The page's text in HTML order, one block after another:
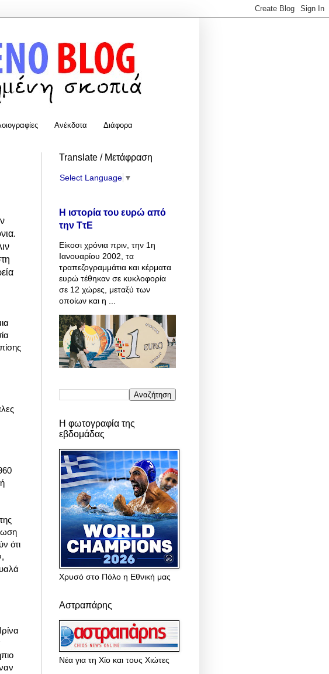
Ανέκδοτα Διάφορα
ότι
Translate / Μετάφραση
Select Language ▼
Η ιστορία του ευρώ από
την ΤτΕ
Είκοσι χρόνια πριν, την 1η
Ιανουαρίου 2002, τα
τραπεζογραμμάτια και κέρματα
ευρώ τέθηκαν σε κυκλοφορία
σε 12 χώρες, μεταξύ των
οποίων και η ...
Η φωτογραφία της
εβδομάδας
Χρυσό στο Πόλο η Εθνική μας
Αστραπάρης
Νέα για τη Χίο και τους Χιώτες